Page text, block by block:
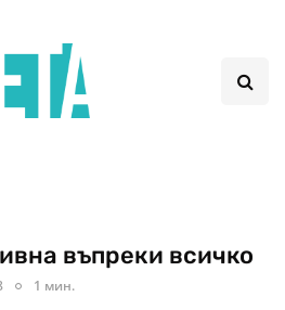
въпреки всичко
1 мин.